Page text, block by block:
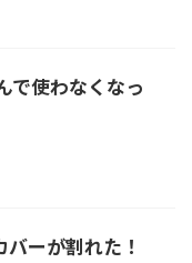
使わなくなっ
ーが割れた！